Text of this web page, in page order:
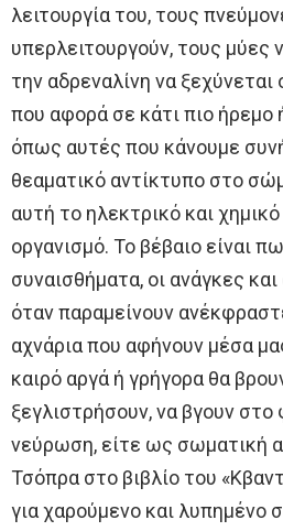
λειτουργία του, τους
υπερλειτουργούν, τους μύες
την αδρεναλίνη να
που αφορά σε κάτι πιο ήρεμο
όπως αυτές που κάνουμε
θεαματικό αντίκτυπο στο
αυτή το ηλεκτρικό και
οργανισμό. Το βέβαιο είναι
συναισθήματα, οι ανάγκες και
όταν παραμείνουν
αχνάρια που αφήνουν μέσα
καιρό αργά ή γρήγορα θα
ξεγλιστρήσουν, να βγουν
νεύρωση, είτε ως σωματική
Τσόπρα στο βιβλίο του
για χαρούμενο και λυπημένο